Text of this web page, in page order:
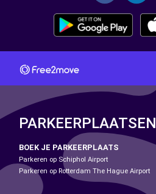
PARKEERPLAATSEN
BOEK JE PARKEERPLAATS
Parkeren op Schiphol Airport
Parkeren op Rotterdam The Hague Airport